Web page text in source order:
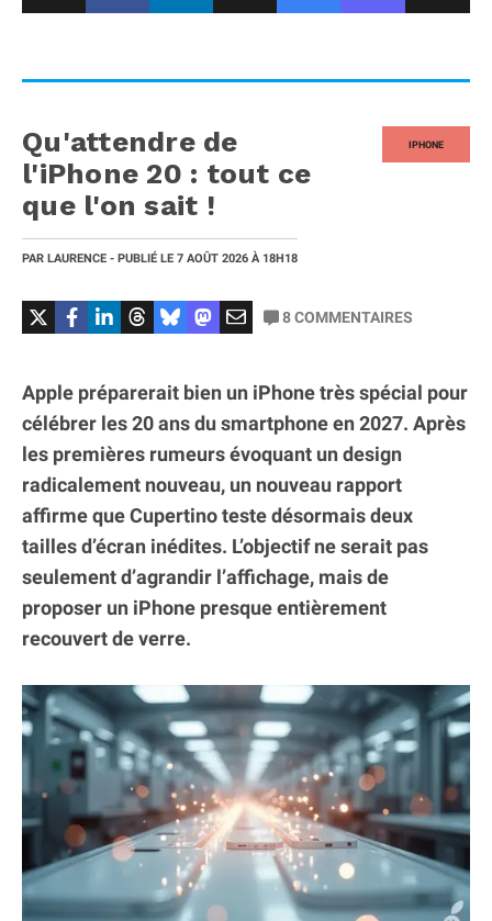
IPHONE
Qu'attendre de
l'iPhone 20 : tout ce
que l'on sait !
PAR LAURENCE - PUBLIÉ LE 7 AOÛT 2026 À 18H18
8COMMENTAIRES
Apple préparerait bien un iPhone très spécial pour
célébrer les 20 ans du smartphone en 2027. Après
les premières rumeurs évoquant un design
radicalement nouveau, un nouveau rapport
affirme que Cupertino teste désormais deux
tailles d’écran inédites. L’objectif ne serait pas
seulement d’agrandir l’affichage, mais de
proposer un iPhone presque entièrement
recouvert de verre.